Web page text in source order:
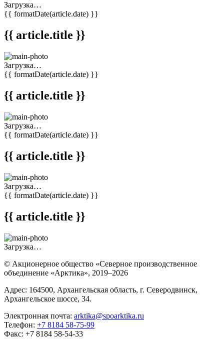
Загрузка…
{{ formatDate(article.date) }}
{{ article.title }}
Загрузка…
{{ formatDate(article.date) }}
{{ article.title }}
Загрузка…
{{ formatDate(article.date) }}
{{ article.title }}
Загрузка…
{{ formatDate(article.date) }}
{{ article.title }}
Загрузка…
© Акционерное общество «Северное производственное
объединение «Арктика», 2019–2026
Адрес: 164500, Архангельская область, г. Северодвинск,
Архангельское шоссе, 34.
Электронная почта: arktika@spoarktika.ru
Телефон: +7 8184 58-75-99
Факс: +7 8184 58-54-33